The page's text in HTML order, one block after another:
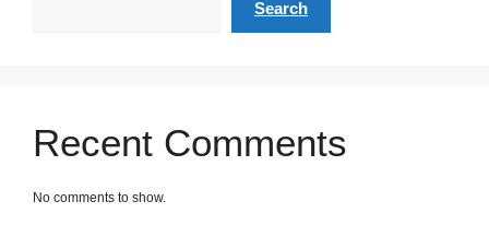
Search
Recent Comments
No comments to show.